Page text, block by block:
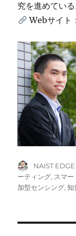
究を進めている
Webサイト
Author
NAIST EDGE
ーティング, スマー
加型センシング,知